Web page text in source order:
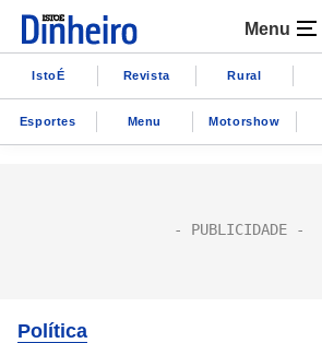
Menu
IstoÉ Revista Rural
Esportes Menu Motorshow
Política